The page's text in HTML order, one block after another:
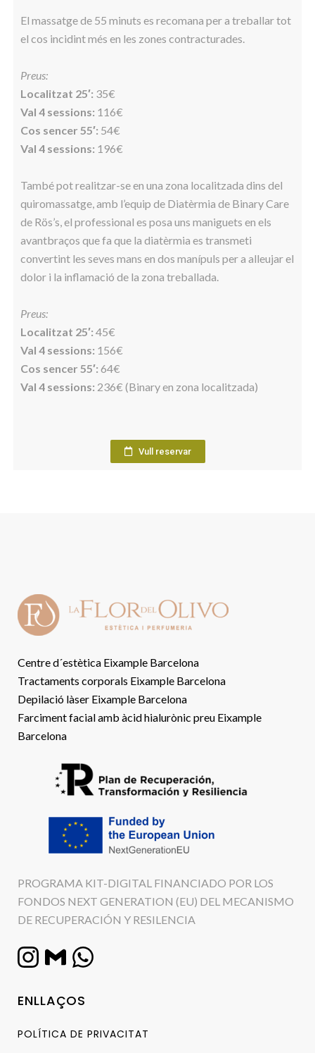
El massatge de 55 minuts es recomana per a treballar tot
el cos incidint més en les zones contracturades.
Preus:
Localitzat 25′: 35€
Val 4 sessions: 116€
Cos sencer 55′: 54€
Val 4 sessions: 196€
També pot realitzar-se en una zona localitzada dins del
quiromassatge, amb l’equip de Diatèrmia de Binary Care
de Rös’s, el professional es posa uns maniguets en els
avantbraços que fa que la diatèrmia es transmeti
convertint les seves mans en dos manípuls per a alleujar el
dolor i la inflamació de la zona treballada.
Preus:
Localitzat 25′: 45€
Val 4 sessions: 156€
Cos sencer 55′: 64€
Val 4 sessions: 236€ (Binary en zona localitzada)
Vull reservar
Centre d´estètica Eixample Barcelona
Tractaments corporals Eixample Barcelona
Depilació làser Eixample Barcelona
Farciment facial amb àcid hialurònic preu Eixample
Barcelona
PROGRAMA KIT-DIGITAL FINANCIADO POR LOS
FONDOS NEXT GENERATION (EU) DEL MECANISMO
DE RECUPERACIÓN Y RESILENCIA
ENLLAÇOS
POLÍTICA DE PRIVACITAT